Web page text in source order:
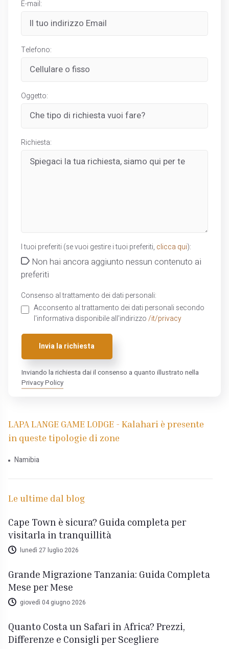
E-mail:
Telefono:
Oggetto:
Richiesta:
I tuoi preferiti (se vuoi gestire i tuoi preferiti, clicca qui):
Non hai ancora aggiunto nessun contenuto ai
preferiti
Consenso al trattamento dei dati personali:
Acconsento al trattamento dei dati personali secondo
l'informativa disponibile all'indirizzo /it/privacy
Invia la richiesta
Inviando la richiesta dai il consenso a quanto illustrato nella
Privacy Policy
LAPA LANGE GAME LODGE - Kalahari è presente
in queste tipologie di zone
Namibia
Le ultime dal blog
Cape Town è sicura? Guida completa per
visitarla in tranquillità
lunedì 27 luglio 2026
Grande Migrazione Tanzania: Guida Completa
Mese per Mese
giovedì 04 giugno 2026
Quanto Costa un Safari in Africa? Prezzi,
Differenze e Consigli per Scegliere